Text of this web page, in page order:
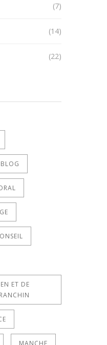
(7)
(14)
(22)
BLOG
ET DE
MANCHE